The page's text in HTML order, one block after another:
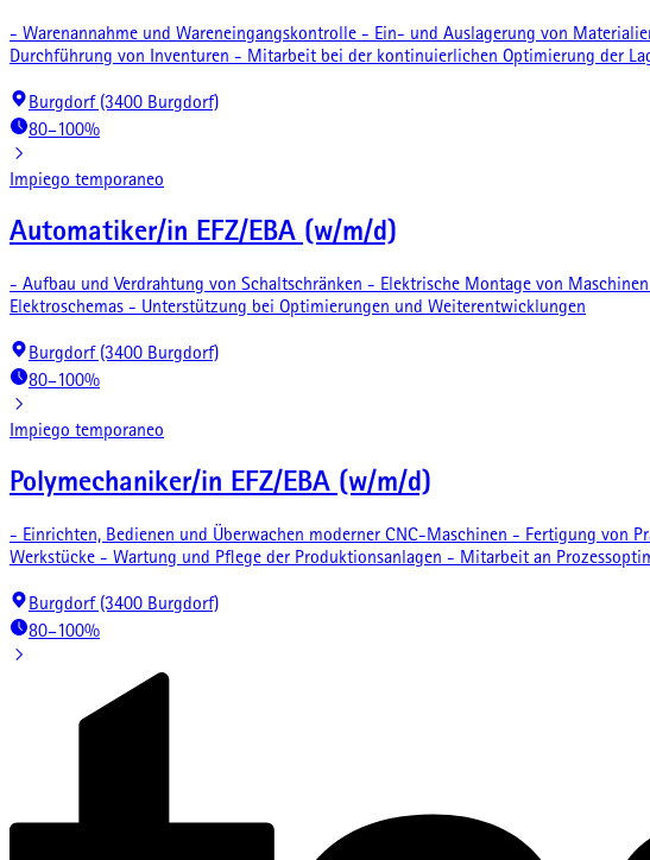
- Warenannahme und Wareneingangskontrolle - Ein- und Auslagerung von
Durchführung von Inventuren - Mitarbeit bei der kontinuierlichen Optimierung der
Burgdorf (3400 Burgdorf)
80–100%
Impiego temporaneo
Automatiker/in EFZ/EBA (w/m/d)
- Aufbau und Verdrahtung von Schaltschränken - Elektrische Montage von
Elektroschemas - Unterstützung bei Optimierungen und Weiterentwicklungen
Burgdorf (3400 Burgdorf)
80–100%
Impiego temporaneo
Polymechaniker/in EFZ/EBA (w/m/d)
- Einrichten, Bedienen und Überwachen moderner CNC-Maschinen - Fertigung von
Werkstücke - Wartung und Pflege der Produktionsanlagen - Mitarbeit an
Burgdorf (3400 Burgdorf)
80–100%